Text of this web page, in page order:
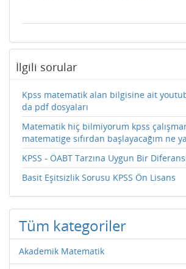
İlgili sorular
Kpss matematik alan bilgisine ait
da pdf dosyaları
Matematik hiç bilmiyorum kpss
matematige sıfırdan başlayacağım ne
KPSS - ÖABT Tarzına Uygun Bir
Basit Eşitsizlik Sorusu KPSS Ön Lisans
Tüm kategoriler
Akademik Matematik